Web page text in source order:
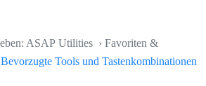
ASAP Utilities › Favoriten &
Bevorzugte Tools und Tastenkombinationen